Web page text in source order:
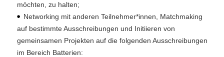
möchten, zu halten;
Networking mit anderen Teilnehmer*innen, Matchmaking
auf bestimmte Ausschreibungen und Initiieren von
gemeinsamen Projekten auf die folgenden Ausschreibungen
im Bereich Batterien: